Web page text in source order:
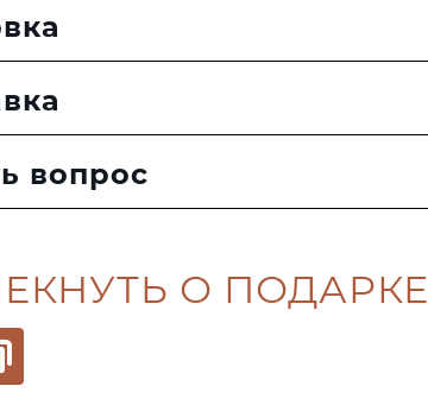
О ПОДАРКЕ
вопрос